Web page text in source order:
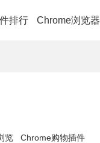
排行 Chrome浏览器
览 Chrome购物插件